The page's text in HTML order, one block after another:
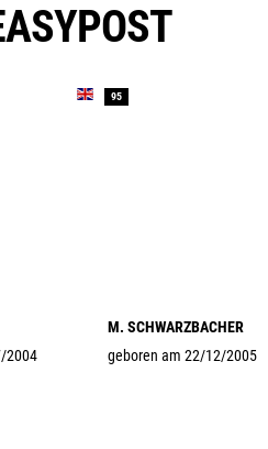
2004
95
M. SCHWARZBACHER
geboren am 22/12/2005